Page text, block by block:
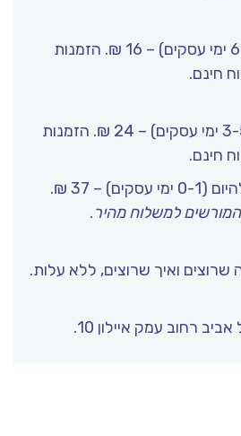
קרובה לביתך (6-9 ימי עסקים) – 16 ₪. הזמנות
שליח עד הבית (3-5 ימי עסקים) – 24 ₪. הזמנות
עסקים) – 37 ₪.
למשלוח מהיר.
שרוצים ואיך שרוצים, ללא עלות.
רחוב עמק איילון 10.